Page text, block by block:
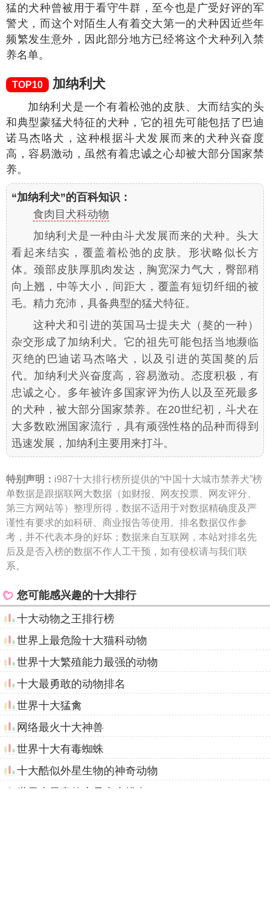
猛的犬种曾被用于看守牛群，至今也是广受好评的军
警犬，而这个对陌生人有着交大第一的犬种因近些年
频繁发生意外，因此部分地方已经将这个犬种列入禁
养名单。
TOP10 加纳利犬
加纳利犬是一个有着松弛的皮肤、大而结实的头
和典型蒙猛犬特征的犬种，它的祖先可能包括了巴迪
诺马杰咯犬，这种根据斗犬发展而来的犬种兴奋度
高，容易激动，虽然有着忠诚之心却被大部分国家禁
养。
“加纳利犬”的百科知识：
食肉目犬科动物
加纳利犬是一种由斗犬发展而来的犬种。头大
看起来结实，覆盖着松弛的皮肤。形状略似长方
体。颈部皮肤厚肌肉发达，胸宽深力气大，臀部稍
向上翘，中等大小，间距大，覆盖有短切纤细的被
毛。精力充沛，具备典型的猛犬特征。
这种犬和引进的英国马士提夫犬（獒的一种）
杂交形成了加纳利犬。它的祖先可能包括当地濒临
灭绝的巴迪诺马杰咯犬，以及引进的英国獒的后
代。加纳利犬兴奋度高，容易激动。态度积极，有
忠诚之心。多年被许多国家评为伤人以及至死最多
的犬种，被大部分国家禁养。在20世纪初，斗犬在
大多数欧洲国家流行，具有顽强性格的品种而得到
迅速发展，加纳利主要用来打斗。
特别声明： i987十大排行榜所提供的“中国十大城市禁养犬”榜
单数据是跟据联网大数据（如财报、网友投票、网友评分、
第三方网站等）整理所得，数据不适用于对数据精确度及严
谨性有要求的如科研、商业报告等使用。排名数据仅作参
考，并不代表本身的好坏；数据来自互联网，本站对排名先
后及是否入榜的数据不作人工干预，如有侵权请与我们联
系。
您可能感兴趣的十大排行
十大动物之王排行榜
世界上最危险十大猫科动物
世界十大繁殖能力最强的动物
十大最勇敢的动物排名
世界十大猛禽
网络最火十大神兽
世界十大有毒蜘蛛
十大酷似外星生物的神奇动物